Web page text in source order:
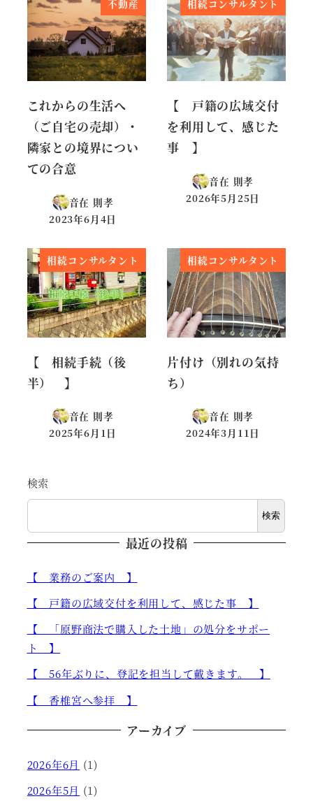
不動産
これからの生活へ
（ご自宅の売却）・
隣家との境界につい
ての合意
音在 則孝
投稿日
2023年6月4日
相続コンサルタント
【 戸籍の広域交付
を利用して、感じた
事 】
音在 則孝
投稿日
2026年5月25日
相続コンサルタント
【 相続手続（後
半） 】
音在 則孝
投稿日
2025年6月1日
相続コンサルタント
片付け（別れの気持
ち）
音在 則孝
投稿日
2024年3月11日
検索
検索
最近の投稿
【 業務のご案内 】
【 戸籍の広域交付を利用して、感じた事 】
【 「原野商法で購入した土地」の処分をサポー
ト 】
【 56年ぶりに、登記を担当して戴きます。 】
【 香椎宮へ参拝 】
アーカイブ
2026年6月 (1)
2026年5月 (1)